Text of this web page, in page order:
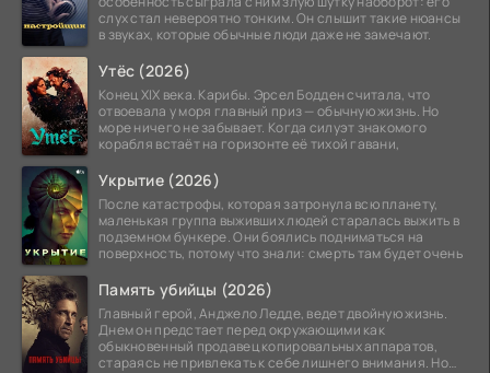
слух стал невероятно тонким. Он слышит такие нюансы
в звуках, которые обычные люди даже не замечают.
Утёс (2026)
Конец XIX века. Карибы. Эрсел Бодден считала, что
отвоевала у моря главный приз — обычную жизнь. Но
море ничего не забывает. Когда силуэт знакомого
корабля встаёт на горизонте её тихой гавани,
Укрытие (2026)
После катастрофы, которая затронула всю планету,
маленькая группа выживших людей старалась выжить в
подземном бункере. Они боялись подниматься на
поверхность, потому что знали: смерть там будет очень
Память убийцы (2026)
Главный герой, Анджело Ледде, ведет двойную жизнь.
Днем он предстает перед окружающими как
обыкновенный продавец копировальных аппаратов,
стараясь не привлекать к себе лишнего внимания. Но